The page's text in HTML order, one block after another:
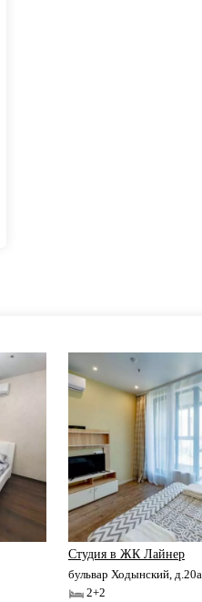
Студия в ЖК Лайнер
бульвар Ходынский, д.20а
2+2